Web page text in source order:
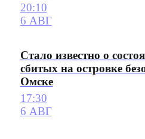
20:10
6 АВГ
Стало известно о
сбитых на островке
Омске
17:30
6 АВГ